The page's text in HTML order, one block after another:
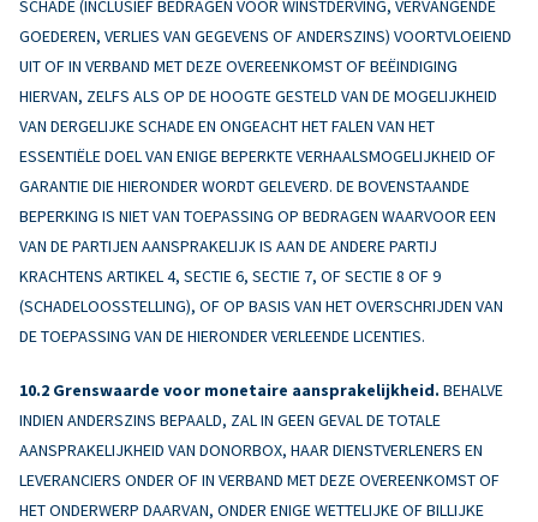
SCHADE (INCLUSIEF BEDRAGEN VOOR WINSTDERVING, VERVANGENDE
GOEDEREN, VERLIES VAN GEGEVENS OF ANDERSZINS) VOORTVLOEIEND
UIT OF IN VERBAND MET DEZE OVEREENKOMST OF BEËINDIGING
HIERVAN, ZELFS ALS OP DE HOOGTE GESTELD VAN DE MOGELIJKHEID
VAN DERGELIJKE SCHADE EN ONGEACHT HET FALEN VAN HET
ESSENTIËLE DOEL VAN ENIGE BEPERKTE VERHAALSMOGELIJKHEID OF
GARANTIE DIE HIERONDER WORDT GELEVERD. DE BOVENSTAANDE
BEPERKING IS NIET VAN TOEPASSING OP BEDRAGEN WAARVOOR EEN
VAN DE PARTIJEN AANSPRAKELIJK IS AAN DE ANDERE PARTIJ
KRACHTENS ARTIKEL 4, SECTIE 6, SECTIE 7, OF SECTIE 8 OF 9
(SCHADELOOSSTELLING), OF OP BASIS VAN HET OVERSCHRIJDEN VAN
DE TOEPASSING VAN DE HIERONDER VERLEENDE LICENTIES.
Grenswaarde voor monetaire aansprakelijkheid. BEHALVE
INDIEN ANDERSZINS BEPAALD, ZAL IN GEEN GEVAL DE TOTALE
AANSPRAKELIJKHEID VAN DONORBOX, HAAR DIENSTVERLENERS EN
LEVERANCIERS ONDER OF IN VERBAND MET DEZE OVEREENKOMST OF
HET ONDERWERP DAARVAN, ONDER ENIGE WETTELIJKE OF BILLIJKE